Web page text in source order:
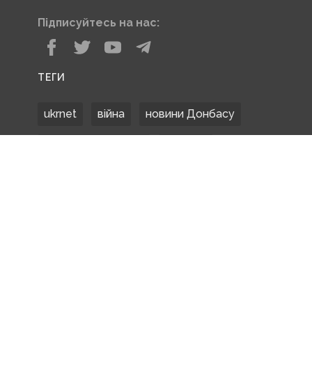
Підписуйтесь на нас:
ТЕГИ
ukrnet війна новини Донбасу